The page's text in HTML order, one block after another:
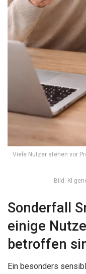
Viele Nutzer stehen vor
Bild: KI
Sonderfall
einige
betroffen
Ein besonders